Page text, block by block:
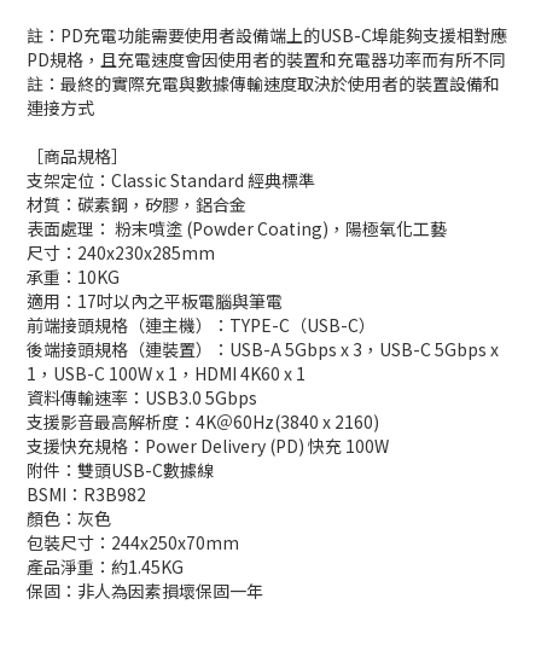
註：PD充電功能需要使用者設備端上的USB-C埠能夠支援相對應
PD規格，且充電速度會因使用者的裝置和充電器功率而有所不同
註：最終的實際充電與數據傳輸速度取決於使用者的裝置設備和
連接方式
［商品規格］
支架定位：Classic Standard 經典標準
材質：碳素鋼，矽膠，鋁合金
表面處理： 粉末噴塗 (Powder Coating)，陽極氧化工藝
尺寸：240x230x285mm
承重：10KG
適用：17吋以內之平板電腦與筆電
前端接頭規格（連主機）：TYPE-C（USB-C）
後端接頭規格（連裝置）：USB-A 5Gbps x 3，USB-C 5Gbps x
1，USB-C 100W x 1，HDMI 4K60 x 1
資料傳輸速率：USB3.0 5Gbps
支援影音最高解析度：4K＠60Hz(3840 x 2160)
支援快充規格：Power Delivery (PD) 快充 100W
附件：雙頭USB-C數據線
BSMI：R3B982
顏色：灰色
包裝尺寸：244x250x70mm
產品淨重：約1.45KG
保固：非人為因素損壞保固一年